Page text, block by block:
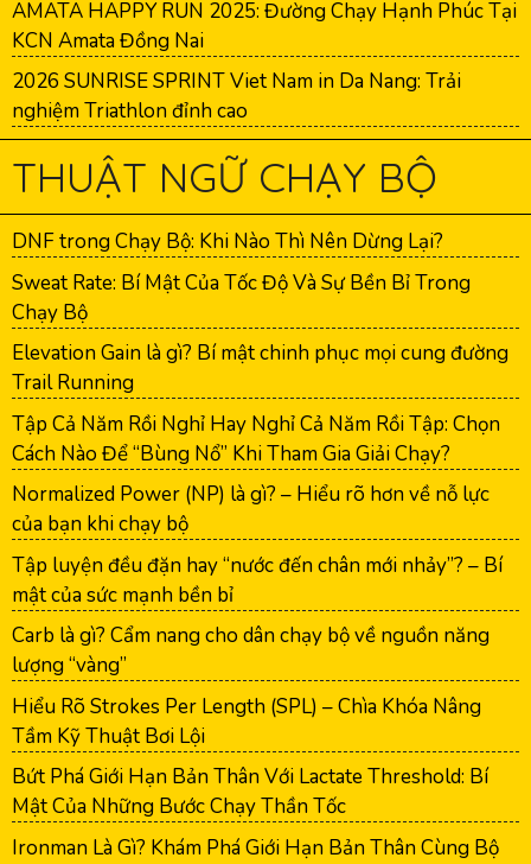
AMATA HAPPY RUN 2025: Đường Chạy Hạnh Phúc Tại
KCN Amata Đồng Nai
2026 SUNRISE SPRINT Viet Nam in Da Nang: Trải
nghiệm Triathlon đỉnh cao
THUẬT NGỮ CHẠY BỘ
DNF trong Chạy Bộ: Khi Nào Thì Nên Dừng Lại?
Sweat Rate: Bí Mật Của Tốc Độ Và Sự Bền Bỉ Trong
Chạy Bộ
Elevation Gain là gì? Bí mật chinh phục mọi cung đường
Trail Running
Tập Cả Năm Rồi Nghỉ Hay Nghỉ Cả Năm Rồi Tập: Chọn
Cách Nào Để “Bùng Nổ” Khi Tham Gia Giải Chạy?
Normalized Power (NP) là gì? – Hiểu rõ hơn về nỗ lực
của bạn khi chạy bộ
Tập luyện đều đặn hay “nước đến chân mới nhảy”? – Bí
mật của sức mạnh bền bỉ
Carb là gì? Cẩm nang cho dân chạy bộ về nguồn năng
lượng “vàng”
Hiểu Rõ Strokes Per Length (SPL) – Chìa Khóa Nâng
Tầm Kỹ Thuật Bơi Lội
Bứt Phá Giới Hạn Bản Thân Với Lactate Threshold: Bí
Mật Của Những Bước Chạy Thần Tốc
Ironman Là Gì? Khám Phá Giới Hạn Bản Thân Cùng Bộ